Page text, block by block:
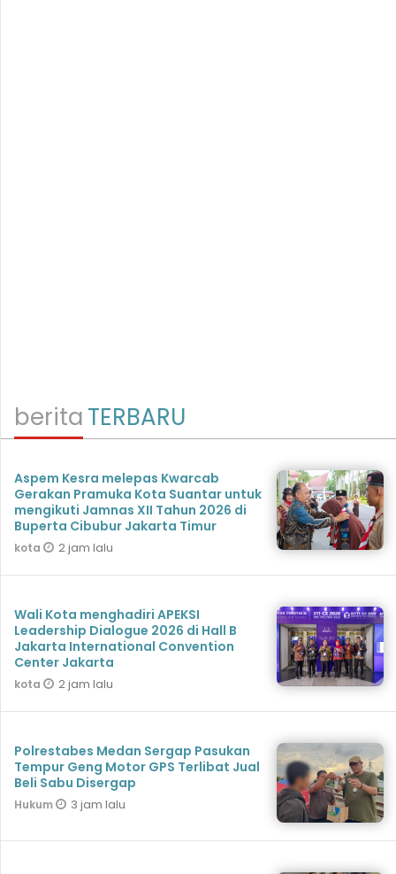
beritaTERBARU
Aspem Kesra melepas Kwarcab
Gerakan Pramuka Kota Suantar untuk
mengikuti Jamnas XII Tahun 2026 di
Buperta Cibubur Jakarta Timur
kota 2 jam lalu
Wali Kota menghadiri APEKSI
Leadership Dialogue 2026 di Hall B
Jakarta International Convention
Center Jakarta
kota 2 jam lalu
Polrestabes Medan Sergap Pasukan
Tempur Geng Motor GPS Terlibat Jual
Beli Sabu Disergap
Hukum 3 jam lalu